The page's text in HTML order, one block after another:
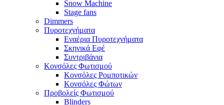
Snow Machine
Stage fans
Dimmers
Πυροτεχνήματα
Εναέρια Πυροτεχνήματα
Σκηνικά Εφέ
Συντριβάνια
Κονσόλες Φωτισμού
Κονσόλες Ρομποτικών
Κονσόλες Φώτων
Προβολείς Φωτισμού
Blinders